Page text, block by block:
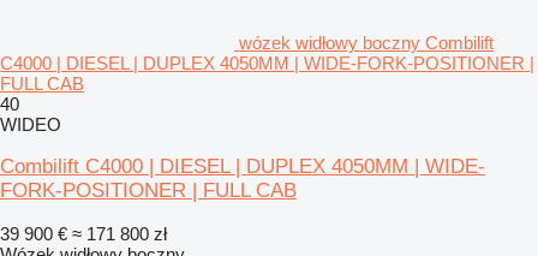
wózek widłowy boczny Combilift
C4000 | DIESEL | DUPLEX 4050MM | WIDE-FORK-POSITIONER |
FULL CAB
40
WIDEO
Combilift C4000 | DIESEL | DUPLEX 4050MM | WIDE-
FORK-POSITIONER | FULL CAB
39 900 € ≈ 171 800 zł